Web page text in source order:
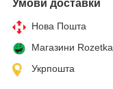
Умови доставки
Нова Пошта
Магазини Rozetka
Укрпошта